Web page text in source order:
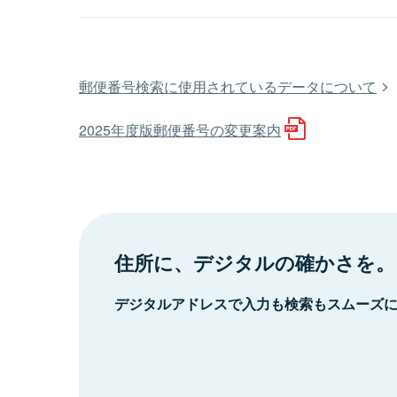
郵便番号検索に使用されているデータについて
2025年度版郵便番号の変更案内
住所に、デジタルの確かさを。
デジタルアドレスで入力も検索もスムーズ